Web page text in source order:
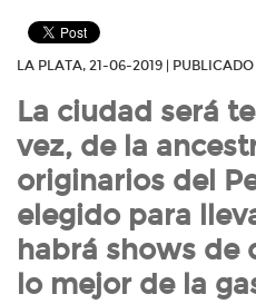
LA PLATA, 21-06-2019 |
La ciudad será
vez, de la
originarios del
elegido para
habrá shows de
lo mejor de la